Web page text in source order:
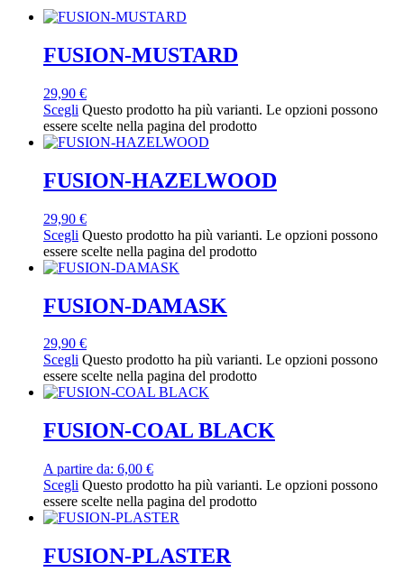
FUSION-MUSTARD
29,90 €
Scegli Questo prodotto ha più varianti. Le opzioni possono
essere scelte nella pagina del prodotto
FUSION-HAZELWOOD
29,90 €
Scegli Questo prodotto ha più varianti. Le opzioni possono
essere scelte nella pagina del prodotto
FUSION-DAMASK
29,90 €
Scegli Questo prodotto ha più varianti. Le opzioni possono
essere scelte nella pagina del prodotto
FUSION-COAL BLACK
A partire da: 6,00 €
Scegli Questo prodotto ha più varianti. Le opzioni possono
essere scelte nella pagina del prodotto
FUSION-PLASTER